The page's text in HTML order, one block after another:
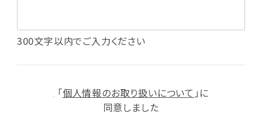
・投稿したクチコミ情報、写真の本サービスへの
・メールマガジン、お知らせ、広告等の配信
（2）ユーザーからのお問い合わせへの対応
300文字以内でご入力ください
「個人情報のお取り扱いについて 」に
同意しました